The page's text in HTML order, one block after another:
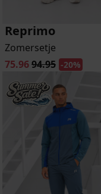
Reprimo
Zomersetje
75.9694.95 -20%